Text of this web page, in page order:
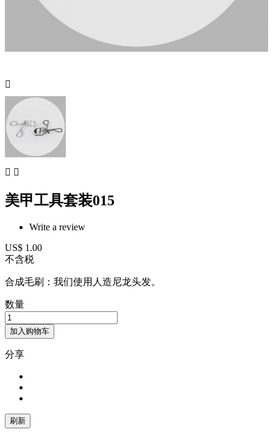

 
美甲工具套装015
Write a review
US$ 1.00
不含税
合成毛刷：我们使用人造尼龙头发。
数量
加入购物车
分享